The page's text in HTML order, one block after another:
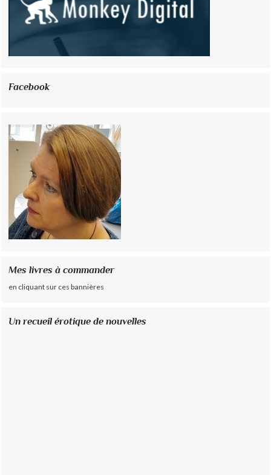
Facebook
Mes livres à commander
en cliquant sur ces bannières
Un recueil érotique de nouvelles